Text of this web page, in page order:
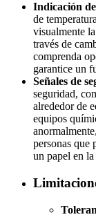
Indicación
de
visualmente
través de
comprenda
garantice un
Señales de
seguridad,
alrededor de
equipos
personas que
un papel en